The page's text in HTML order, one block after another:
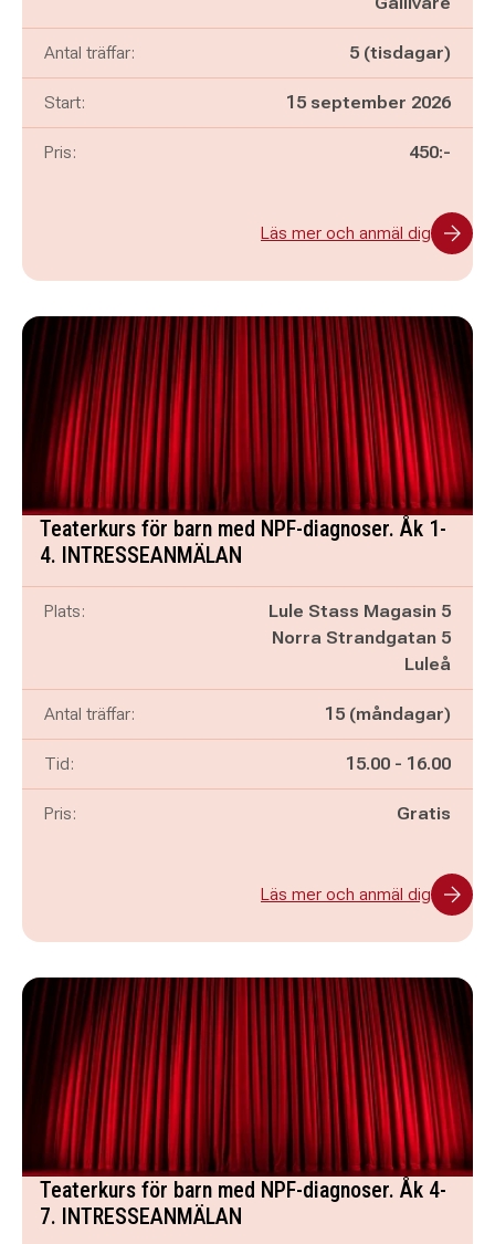
Antal träffar: 5 (tisdagar)
Start: 15 september 2026
Pris: 450:-
Läs mer och anmäl dig
Teaterkurs för barn med NPF-diagnoser. Åk 1-
4. INTRESSEANMÄLAN
Plats:
Lule Stass Magasin 5
Norra Strandgatan 5
Luleå
Antal träffar: 15 (måndagar)
Tid: Pågår mellan
15.00 - och
16.00
Pris: Gratis
Läs mer och anmäl dig
Teaterkurs för barn med NPF-diagnoser. Åk 4-
7. INTRESSEANMÄLAN